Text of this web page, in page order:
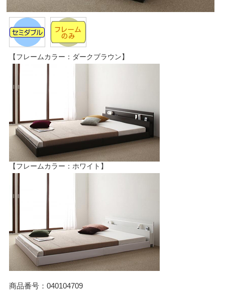
【フレームカラー：ダークブラウン】
【フレームカラー：ホワイト】
商品番号：040104709